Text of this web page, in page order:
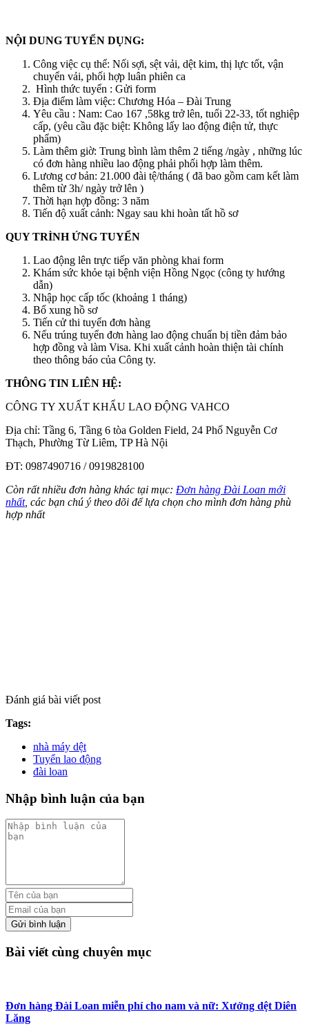
NỘI DUNG TUYỂN DỤNG:
Công việc cụ thể: Nối sợi, sệt vải, dệt kim, thị lực tốt, vận
chuyển vải, phối hợp luân phiên ca
Hình thức tuyển : Gửi form
Địa điểm làm việc: Chương Hóa – Đài Trung
Yêu cầu : Nam: Cao 167 ,58kg trở lên, tuổi 22-33, tốt nghiệp
cấp, (yêu cầu đặc biệt: Không lấy lao động điện tử, thực
phẩm)
Làm thêm giờ: Trung bình làm thêm 2 tiếng /ngày , những lúc
có đơn hàng nhiều lao động phải phối hợp làm thêm.
Lương cơ bản: 21.000 đài tệ/tháng ( đã bao gồm cam kết làm
thêm từ 3h/ ngày trở lên )
Thời hạn hợp đồng: 3 năm
Tiến độ xuất cảnh: Ngay sau khi hoàn tất hồ sơ
QUY TRÌNH ỨNG TUYỂN
Lao động lên trực tiếp văn phòng khai form
Khám sức khỏe tại bệnh viện Hồng Ngọc (công ty hướng
dẫn)
Nhập học cấp tốc (khoảng 1 tháng)
Bổ xung hồ sơ
Tiến cử thi tuyển đơn hàng
Nếu trúng tuyển đơn hàng lao động chuẩn bị tiền đảm bảo
hợp đồng và làm Visa. Khi xuất cảnh hoàn thiện tài chính
theo thông báo của Công ty.
THÔNG TIN LIÊN HỆ:
CÔNG TY XUẤT KHẨU LAO ĐỘNG VAHCO
Địa chỉ: Tầng 6, Tầng 6 tòa Golden Field, 24 Phố Nguyễn Cơ
Thạch, Phường Từ Liêm, TP Hà Nội
ĐT: 0987490716 / 0919828100
Còn rất nhiều đơn hàng khác tại mục: Đơn hàng Đài Loan mới
nhất, các bạn chú ý theo dõi để lựa chọn cho mình đơn hàng phù
hợp nhất
Đánh giá bài viết post
Tags:
nhà máy dệt
Tuyển lao động
đài loan
Nhập bình luận của bạn
Gửi bình luận
Bài viết cùng chuyên mục
Đơn hàng Đài Loan miễn phí cho nam và nữ: Xưởng dệt Diên
Lăng